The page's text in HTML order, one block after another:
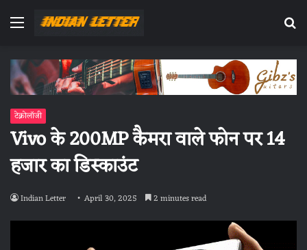
Menu
टेक्नोलॉजी
Vivo के 200MP कैमरा वाले फोन पर 14
हजार का डिस्काउंट
Indian Letter April 30, 2025 2 minutes read